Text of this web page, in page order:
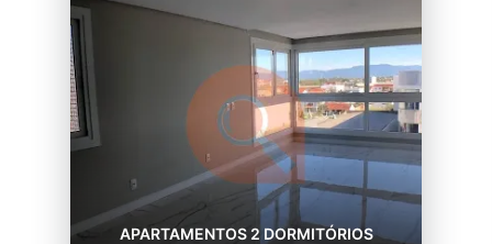
APARTAMENTOS 2 DORMITÓRIOS